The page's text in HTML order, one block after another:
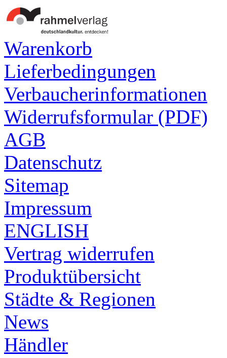
Warenkorb
Lieferbedingungen
Verbaucherinformationen
Widerrufsformular (PDF)
AGB
Datenschutz
Sitemap
Impressum
ENGLISH
Vertrag widerrufen
Produktübersicht
Städte & Regionen
News
Händler